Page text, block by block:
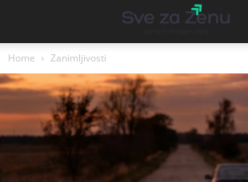
Home Zanimljivosti